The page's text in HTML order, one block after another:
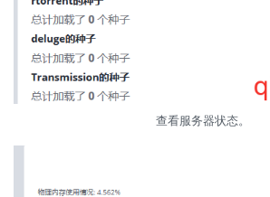
查看服务器状态。